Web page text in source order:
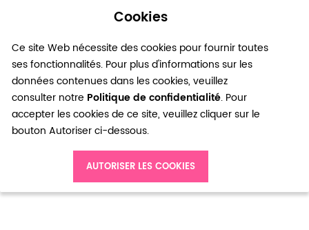
Cookies
Ce site Web nécessite des cookies pour fournir toutes
ses fonctionnalités. Pour plus d'informations sur les
données contenues dans les cookies, veuillez
consulter notre Politique de confidentialité. Pour
accepter les cookies de ce site, veuillez cliquer sur le
bouton Autoriser ci-dessous.
AUTORISER LES COOKIES
0
Clou à tête plate 5.0cm Bronze vieilli x 20